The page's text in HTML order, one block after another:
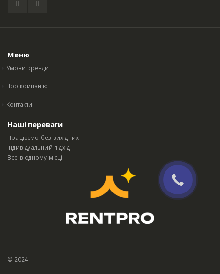
Меню
Умови оренди
Про компанію
Контакти
Наші переваги
Працюємо без вихідних
Індивідуальний підхід
Все в одному місці
© 2024